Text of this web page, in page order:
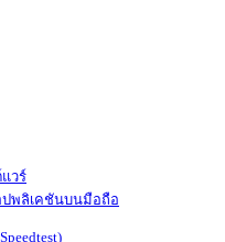
วร์
ปพลิเคชันบนมือถือ